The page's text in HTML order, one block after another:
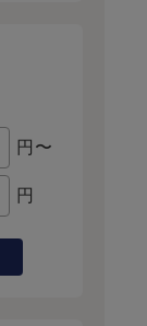
円〜
円